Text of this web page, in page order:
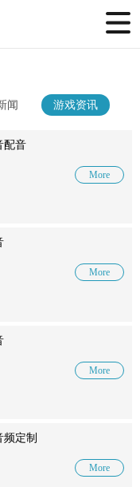
闻 游戏资讯
配音
More
More
More
频定制
More